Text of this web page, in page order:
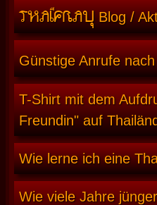
THAIFRAUBlog /
Günstige Anrufe
T-Shirt mit dem
Freundin" auf
Wie lerne ich eine
Wie viele Jahre